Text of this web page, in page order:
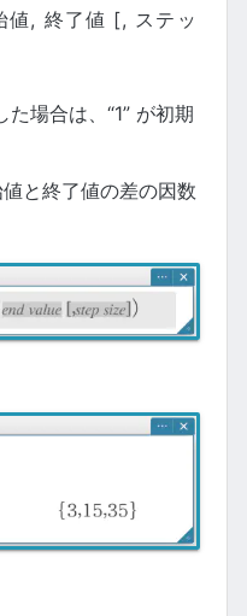
, 終了値 [, ステッ
場合は、“1” が初期
と終了値の差の因数